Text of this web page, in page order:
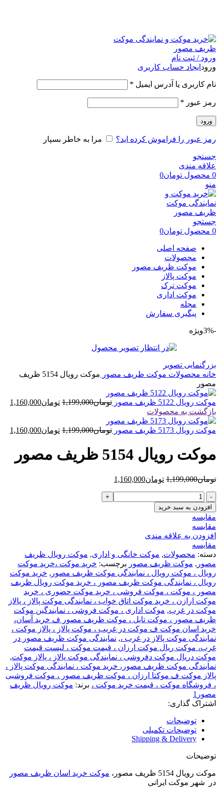
ورود / ثبت نام
ورود ایجاد حساب کاربری
نام کاربری یا آدرس ایمیل *
رمز عبور *
ورود
رمز عبور را فراموش کرده اید؟ مرا به خاطر بسپار
جستجو
علاقه مندی
0 محصول تومان0
منو
جستجو
0 محصول تومان0
صفحه اصلی
محصولات
موکت ظریف مصور
موکت پالاز
موکت ترک
موکت اداری
مجله
پیگیری سفارش
-3% ویژه
بزرگنمایی تصویر
خانه محصولات موکت ظریف مصور
موکت رویال 5154 ظریف
مصور
موکت رویال 5122 ظریف مصور تومان1,199,000 قیمت
بود.
تومان1,160,000
بازگشت به محصولات
موکت رویال 5173 ظریف مصور تومان1,199,000 قیمت
بود.
تومان1,160,000
موکت رویال 5154 ظریف مصور
تومان1,199,000 قیمت
بود.
تومان1,160,000
موکت
رویال
5154
ظریف
مصور
عدد
افزودن به سبد خرید
مقایسه
مقایسه
افزودن به علاقه مندی
مقایسه
دسته: محصولات, موکت خانگی و اداری, موکت رویال ظریف
مصور , موکت ظریف مصور برچسب: خرید موکت ،خرید موکت
رویال ، موکت رویال ، نمایندگی موکت ظریف مصور , خرید موکت
رویال ، نمایندگی موکت ظریف مصور ، خرید موکت رویال ظریف
مصور ، موکت ، موکت فروشی ، خرید موکت حضوری ، خرید
موکت ارازن ، خرید موکت اتاق خواب ، نمایندگی موکت پالاز ، پالاز
موکت در غرب, موکت اداری ، موکت فروشی ، نمایندگین موکت
ظریف مصور ، موکت تایل ، موکت ظریف مصور ف خرید آسان،
خرید اسان موکت ف موکت در غریب ، موکت پالاز ، پالاز موکت ،
نمایندگی موکت پالاز در غرب ،, نمایندگی موکت ظریف مصور در
غرب، موکت ريال موکت ارزان ، قیمت موکت ، لیست قیمت
موکت دريال موکت دفروشی ، نمایندگی موکت پالاز ، پالاز موکت,
نمایندگی موکت ظریف مصور، خرید موکت ، نمایندگی موکت پالاز ،
پالاز موکت ف موکتا ارزان ، موکت ظریف مصور ، موکت فروشبی
، فروشگاه موکت ، قیمت خرید موکت ، برند: موکت رویال ظریف
مصور1
اشتراک گذاری:
توضیحات
توضیحات تکمیلی
Shipping & Delivery
توضیحات
موکت رویال 5154 ظریف مصور،
موکت خرید اسان ظریف مصور
در شهر موکت ایرانی